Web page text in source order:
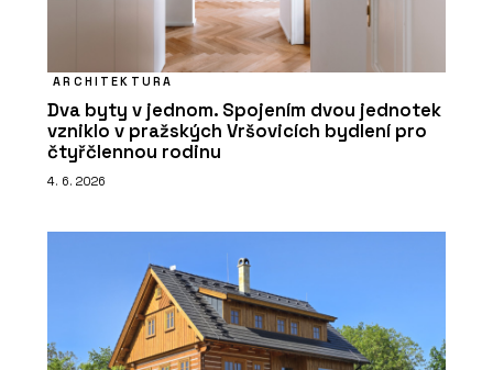
ARCHITEKTURA
Dva byty v jednom. Spojením dvou jednotek
vzniklo v pražských Vršovicích bydlení pro
čtyřčlennou rodinu
4. 6. 2026